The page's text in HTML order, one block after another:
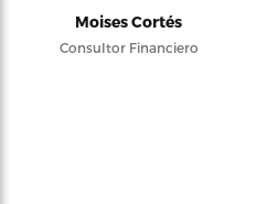
Moises Cortés
Consultor Financiero